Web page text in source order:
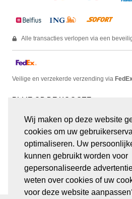
Wij maken op deze website
cookies om uw
optimaliseren. Uw
kunnen gebruikt worden voor
gepersonaliseerde
weten over cookies of uw
voor deze website
Alle transacties verlopen via een
Veilige en verzekerde verzending via
BLIJF OP DE HOOGTE
facebook linkedin